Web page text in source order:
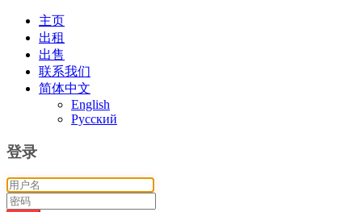
主页
出租
出售
联系我们
简体中文
English
Русский
登录